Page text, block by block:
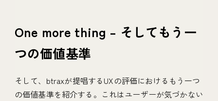
One more thing – そしてもう一
つの価値基準
そして、btraxが提唱するUXの評価におけるもう一つ
の価値基準を紹介する。これはユーザーが気づかない